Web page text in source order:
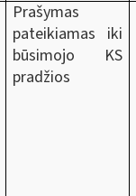
Prašymas
pateikiamas iki
būsimojo KS
pradžios